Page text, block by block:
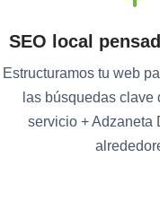
SEO local
Estructuramos tu web
las búsquedas clave
servicio + Adzaneta